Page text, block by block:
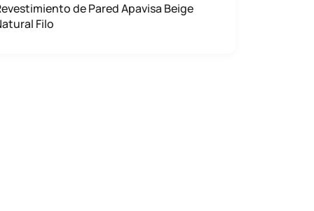
de Pared Apavisa Beige
Filo